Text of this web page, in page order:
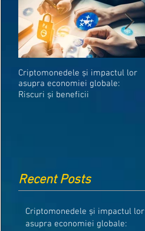
Criptomonedele și impactul lor
asupra economiei globale:
Riscuri și beneficii
Recent Posts
Criptomonedele și impactul lor
asupra economiei globale: